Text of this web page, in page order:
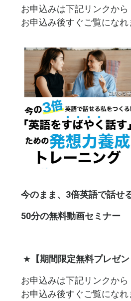
お申込みは下記リンクから
お申込み後すぐご覧になれ
今のまま、3倍英語で話せ
50分の無料動画セミナー
★ 【期間限定無料プレゼ
お申込みは下記リンクから
お申込み後すぐご覧になれ